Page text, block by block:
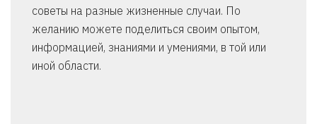
советы на разные жизненные случаи. По
желанию можете поделиться своим опытом,
информацией, знаниями и умениями, в той или
иной области.